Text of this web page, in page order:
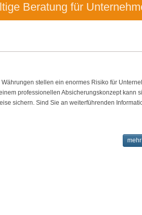
Beratung für
stellen ein enormes Risiko für
professionellen Absicherungskonzept kann
sichern. Sind Sie an weiterführenden